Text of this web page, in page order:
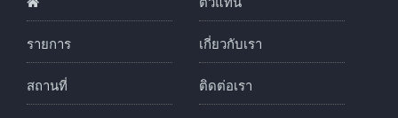
รายการ
สถานที่
เกี่ยวกับเรา
ติดต่อเรา